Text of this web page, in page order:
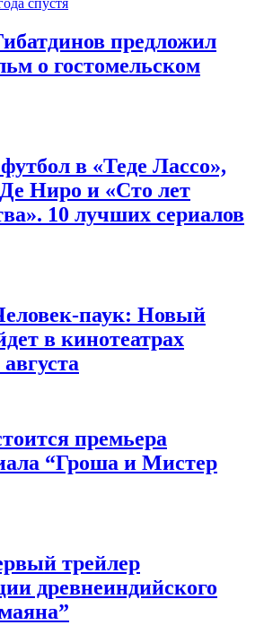
спустя
предложил
о гостомельском
в «Теде Лассо»,
Ниро и «Сто лет
10 лучших сериалов
паук: Новый
в кинотеатрах
премьера
“Гроша и Мистер
трейлер
древнеиндийского